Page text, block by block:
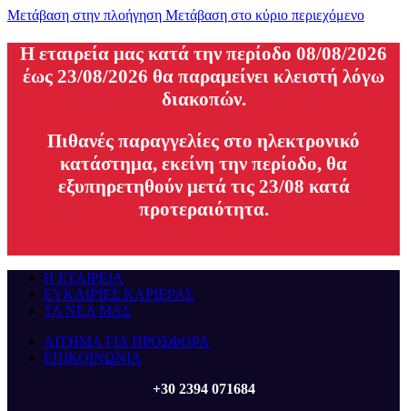
Μετάβαση στην πλοήγηση Μετάβαση στο κύριο περιεχόμενο
H εταιρεία μας κατά την περίοδο 08/08/2026
έως 23/08/2026 θα παραμείνει κλειστή λόγω
διακοπών.
Πιθανές παραγγελίες στο ηλεκτρονικό
κατάστημα, εκείνη την περίοδο, θα
εξυπηρετηθούν μετά τις 23/08 κατά
προτεραιότητα.
Η ΕΤΑΙΡΕΙΑ
ΕΥΚΑΙΡΙΕΣ ΚΑΡΙΕΡΑΣ
ΤΑ ΝΕΑ ΜΑΣ
ΑΙΤΗΜΑ ΓΙΑ ΠΡΟΣΦΟΡΑ
ΕΠΙΚΟΙΝΩΝΙΑ
+30 2394 071684